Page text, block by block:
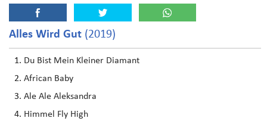
Alles Wird Gut (2019)
Du Bist Mein Kleiner Diamant
African Baby
Ale Ale Aleksandra
Himmel Fly High